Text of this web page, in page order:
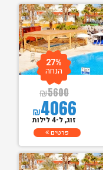
₪5600
₪4066
27%
הנחה
זוג, ל-4 לילות
פרטים